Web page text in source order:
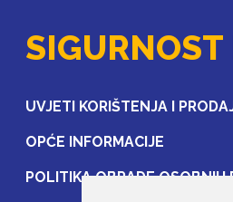
SIGURNOST
UVJETI KORIŠTENJA I
OPĆE INFORMACIJE
POLITIKA OBRADE OSOBNIH